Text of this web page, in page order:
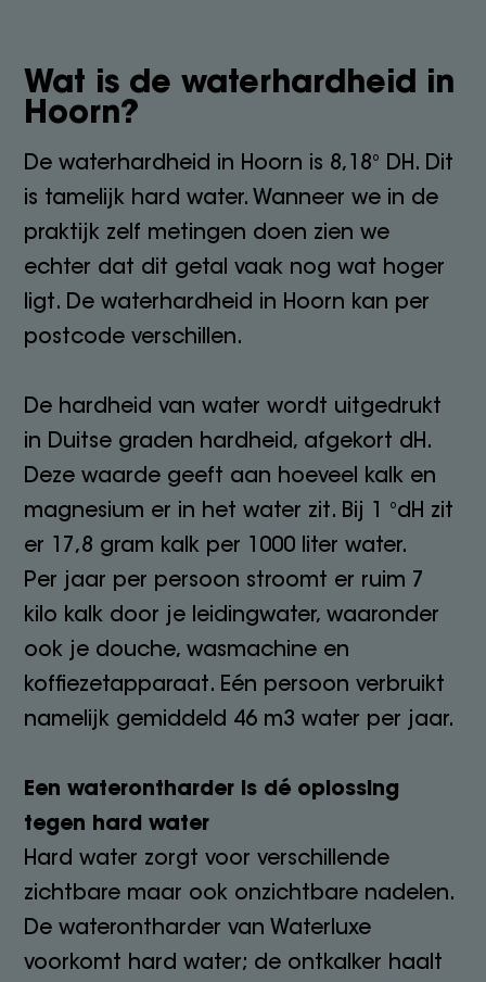
Wat is de waterhardheid in
Hoorn?
De waterhardheid in Hoorn is 8,18° DH. Dit
is tamelijk hard water. Wanneer we in de
praktijk zelf metingen doen zien we
echter dat dit getal vaak nog wat hoger
ligt. De waterhardheid in Hoorn kan per
postcode verschillen.
De hardheid van water wordt uitgedrukt
in Duitse graden hardheid, afgekort dH.
Deze waarde geeft aan hoeveel kalk en
magnesium er in het water zit. Bij 1 °dH zit
er 17,8 gram kalk per 1000 liter water.
Per jaar per persoon stroomt er ruim 7
kilo kalk door je leidingwater, waaronder
ook je douche, wasmachine en
koffiezetapparaat. Eén persoon verbruikt
namelijk gemiddeld 46 m3 water per jaar.
Een waterontharder is dé oplossing
tegen hard water
Hard water zorgt voor verschillende
zichtbare maar ook onzichtbare nadelen.
De waterontharder van Waterluxe
voorkomt hard water; de ontkalker haalt